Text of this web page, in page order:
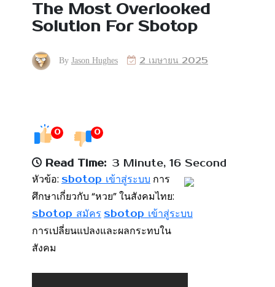
The Most Overlooked
Solution For Sbotop
By Jason Hughes 2 เมษายน 2025
0 0
Read Time: 3 Minute, 16 Second
หัวข้อ: sbotop เข้าสู่ระบบ การ
ศึกษาเกี่ยวกับ “หวย” ในสังคมไทย:
sbotop สมัคร sbotop เข้าสู่ระบบ
การเปลี่ยนแปลงและผลกระทบใน
สังคม